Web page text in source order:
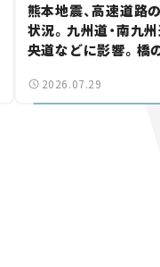
熊本地震、高速道路
状況。九州道・南九
央道などに影響。橋
2026.07.29